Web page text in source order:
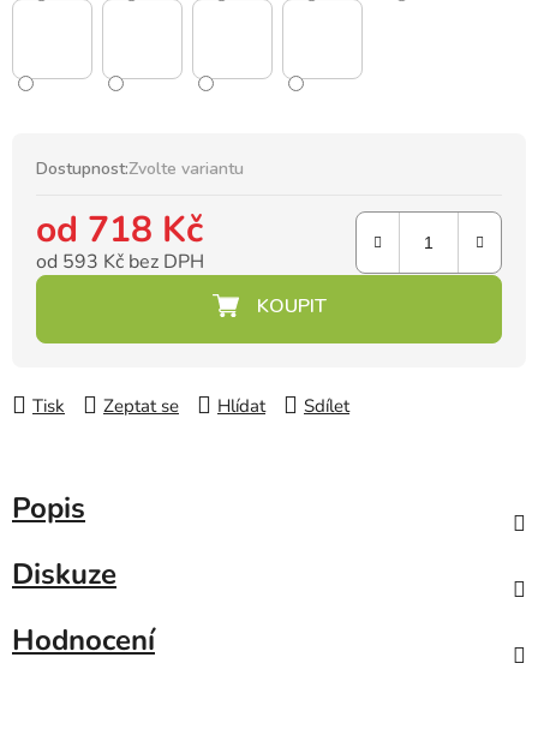
Dostupnost:Zvolte variantu
od 718 Kč
od 593 Kč bez DPH
Tisk Zeptat se Hlídat Sdílet
Popis
Diskuze
Hodnocení